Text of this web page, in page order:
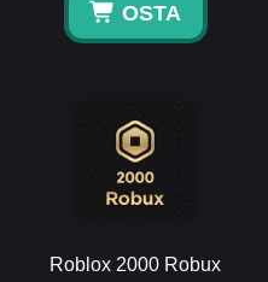
OSTA
Roblox 2000 Robux